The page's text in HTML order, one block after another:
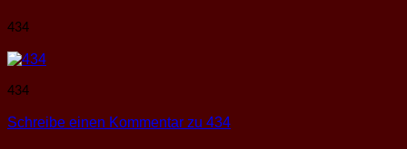
434
434
Schreibe einen Kommentar zu 434